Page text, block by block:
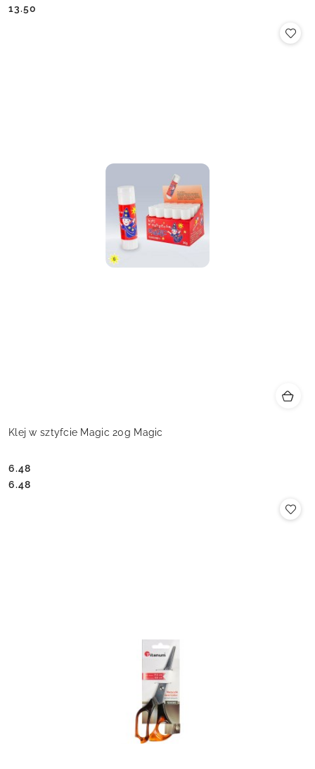
Cena:
Cena:
13.50
Klej w sztyfcie Magic 20g Magic
Cena:
6.48
Cena:
6.48